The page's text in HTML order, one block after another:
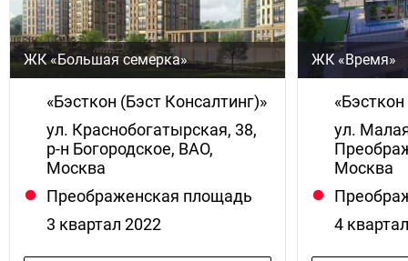
ЖК «Большая семерка»
«Бэсткон (Бэст Консалтинг)»
ул. Краснобогатырская, 38,
р-н Богородское, ВАО,
Москва
Преображенская площадь
3 квартал 2022
ЖК «Время»
ул.
Москва
4